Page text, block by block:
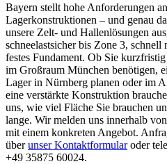
Bayern stellt hohe Anforderungen an
Lagerkonstruktionen – und genau
unsere Zelt- und Hallenlösungen
schneelastsicher bis Zone 3, schnell
festes Fundament. Ob Sie
im Großraum München benötigen,
Lager in Nürnberg planen oder im
eine verstärkte Konstruktion
uns, wie viel Fläche Sie brauchen
lange. Wir melden uns innerhalb
mit einem konkreten Angebot.
überunser Kontaktformularoder
+49 35875 60024.